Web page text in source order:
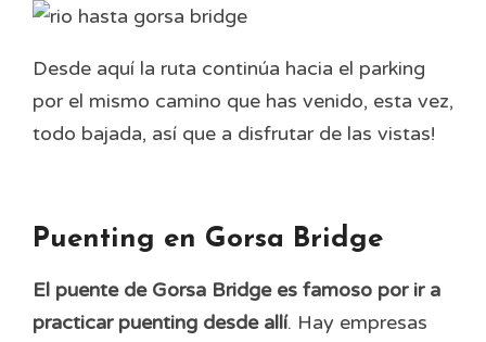
Desde aquí la ruta continúa hacia el parking
por el mismo camino que has venido, esta vez,
todo bajada, así que a disfrutar de las vistas!
Puenting en Gorsa Bridge
El puente de Gorsa Bridge es famoso por ir a
practicar puenting desde allí. Hay empresas